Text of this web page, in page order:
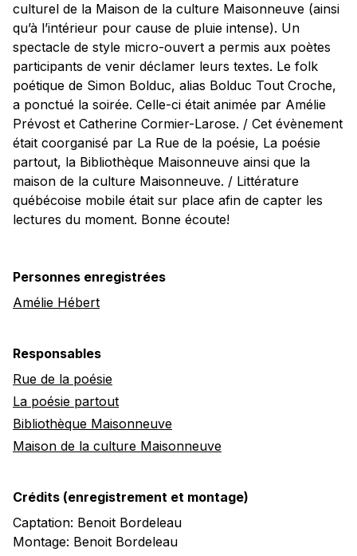
culturel de la Maison de la culture Maisonneuve (ainsi
qu’à l’intérieur pour cause de pluie intense). Un
spectacle de style micro-ouvert a permis aux poètes
participants de venir déclamer leurs textes. Le folk
poétique de Simon Bolduc, alias Bolduc Tout Croche,
a ponctué la soirée. Celle-ci était animée par Amélie
Prévost et Catherine Cormier-Larose. / Cet évènement
était coorganisé par La Rue de la poésie, La poésie
partout, la Bibliothèque Maisonneuve ainsi que la
maison de la culture Maisonneuve. / Littérature
québécoise mobile était sur place afin de capter les
lectures du moment. Bonne écoute!
Personnes enregistrées
Amélie Hébert
Responsables
Rue de la poésie
La poésie partout
Bibliothèque Maisonneuve
Maison de la culture Maisonneuve
Crédits (enregistrement et montage)
Captation: Benoit Bordeleau
Montage: Benoit Bordeleau